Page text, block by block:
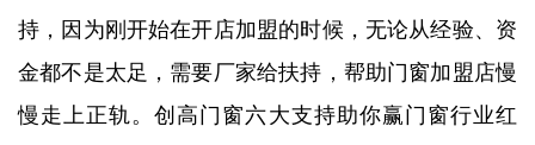
持，因为刚开始在开店加盟的时候，无论从经验、资
金都不是太足，需要厂家给扶持，帮助门窗加盟店慢
慢走上正轨。创高门窗六大支持助你赢门窗行业红